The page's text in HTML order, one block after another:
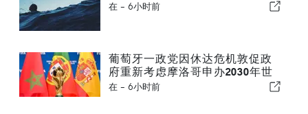
在 - 6小时前
葡萄牙一政党因休达危机敦促政
府重新考虑摩洛哥申办2030年世
界杯一事
在 - 6小时前